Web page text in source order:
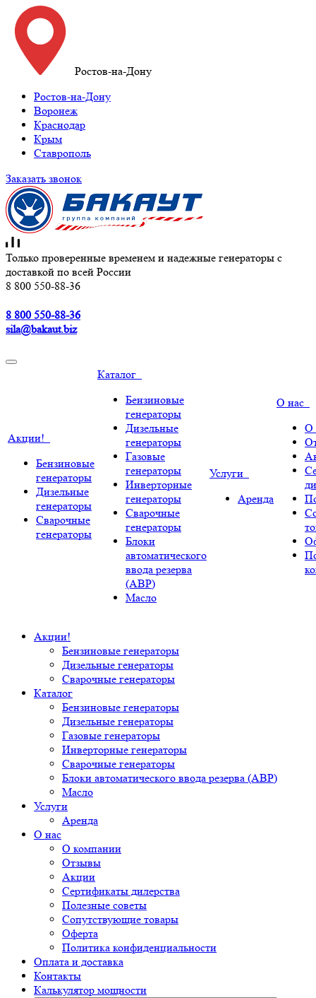
Ростов-на-Дону
Ростов-на-Дону
Воронеж
Краснодар
Крым
Ставрополь
Заказать звонок
Только проверенные временем и надежные генераторы с
доставкой по всей России
8 800 550-88-36
8 800 550-88-36
sila@bakaut.biz
Акции!
Бензиновые
генераторы
Дизельные
генераторы
Сварочные
генераторы
Каталог
Бензиновые
генераторы
Дизельные
генераторы
Газовые
генераторы
Инверторные
генераторы
Сварочные
генераторы
Блоки
автоматического
ввода резерва
(АВР)
Масло
Услуги
Аренда
О нас
О
Акции!
Бензиновые генераторы
Дизельные генераторы
Сварочные генераторы
Каталог
Бензиновые генераторы
Дизельные генераторы
Газовые генераторы
Инверторные генераторы
Сварочные генераторы
Блоки автоматического ввода резерва (АВР)
Масло
Услуги
Аренда
О нас
О компании
Отзывы
Акции
Сертификаты дилерства
Полезные советы
Сопутствующие товары
Оферта
Политика конфиденциальности
Оплата и доставка
Контакты
Калькулятор мощности